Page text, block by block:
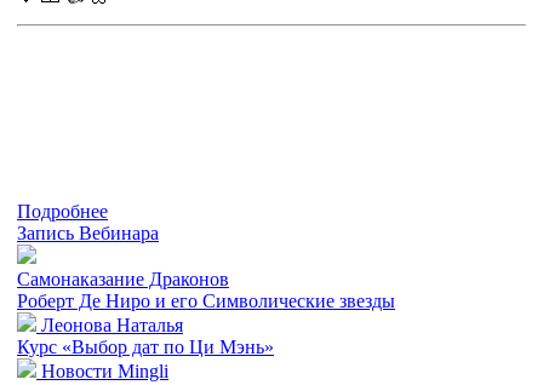
Подробнее
Запись Вебинара
Самонаказание Драконов
Роберт Де Ниро и его Символические звезды
Леонова Наталья
Курс «Выбор дат по Ци Мэнь»
Новости Mingli